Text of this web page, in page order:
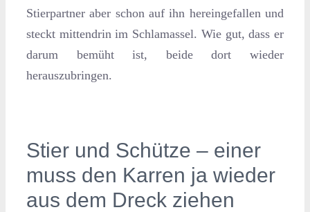
Stierpartner aber schon auf ihn hereingefallen und
steckt mittendrin im Schlamassel. Wie gut, dass er
darum bemüht ist, beide dort wieder
herauszubringen.
Stier und Schütze – einer
muss den Karren ja wieder
aus dem Dreck ziehen